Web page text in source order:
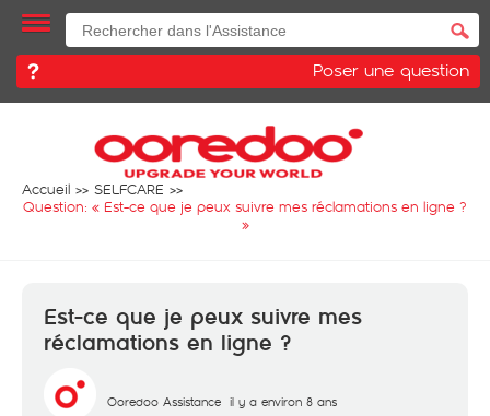
Poser une question
Accueil
SELFCARE
Question: « Est-ce que je peux suivre mes réclamations en ligne ?
»
Est-ce que je peux suivre mes
réclamations en ligne ?
Ooredoo Assistance il y a environ 8 ans